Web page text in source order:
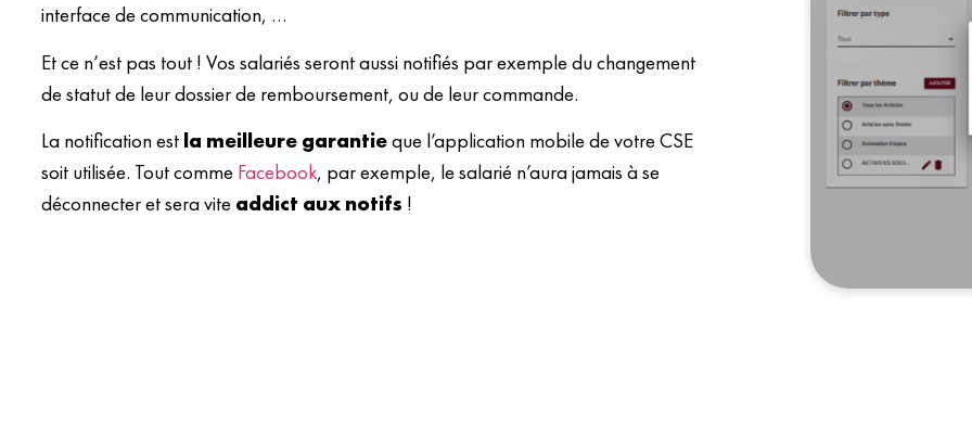
interface de communication, …
Et ce n’est pas tout ! Vos salariés seront aussi notifiés par exemple du changement
de statut de leur dossier de remboursement, ou de leur commande.
La notification est la meilleure garantieque l’application mobile de votre CSE
soit utilisée. Tout comme Facebook, par exemple, le salarié n’aura jamais à se
déconnecter et sera vite addict aux notifs !